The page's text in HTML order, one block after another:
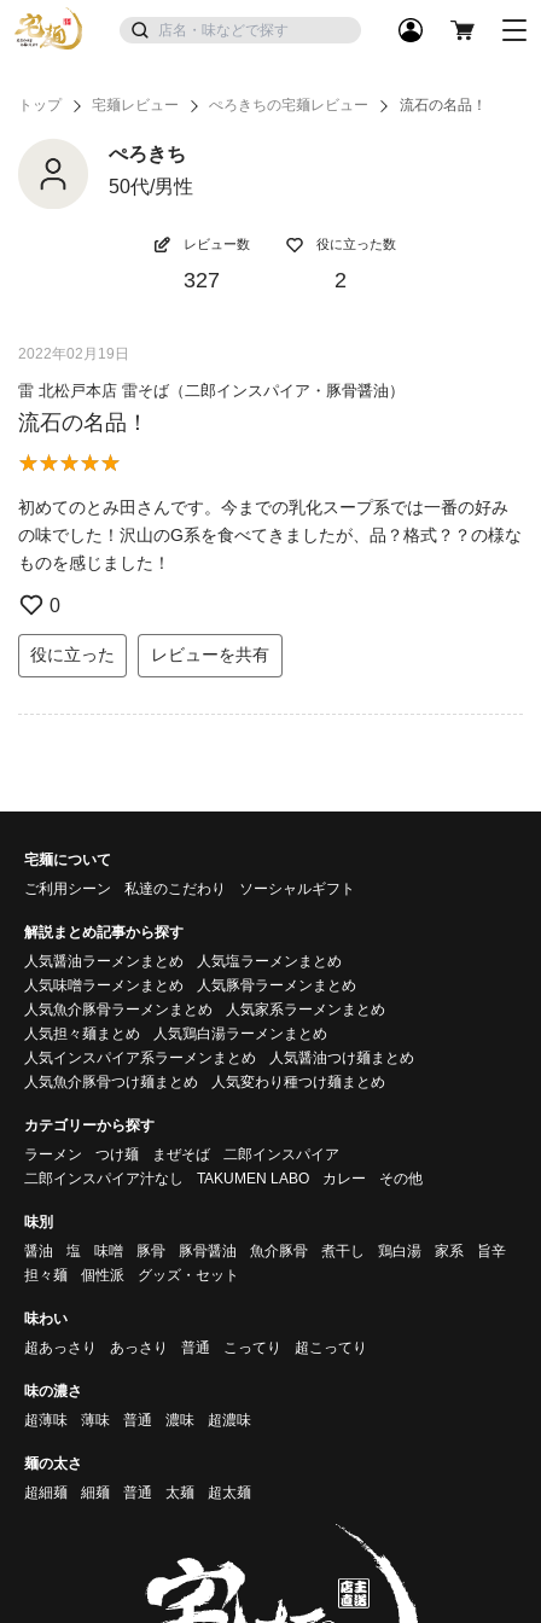
トップ 宅麺レビュー ぺろきちの宅麺レビュー 流石の名品！
ぺろきち
50代/男性
レビュー数
327
役に立った数
2
2022年02月19日
雷 北松戸本店 雷そば（二郎インスパイア・豚骨醤油）
流石の名品！
初めてのとみ田さんです。今までの乳化スープ系では一番の好み
の味でした！沢山のG系を食べてきましたが、品？格式？？の様な
ものを感じました！
0
役に立った レビューを共有
宅麺について
ご利用シーン
私達のこだわり ソーシャルギフト
解説まとめ記事から探す
人気醤油ラーメンまとめ
人気塩ラーメンまとめ
人気味噌ラーメンまとめ
人気豚骨ラーメンまとめ
人気魚介豚骨ラーメンまとめ
人気家系ラーメンまとめ
人気担々麺まとめ
人気鶏白湯ラーメンまとめ
人気インスパイア系ラーメンまとめ
人気醤油つけ麺まとめ
人気魚介豚骨つけ麺まとめ
人気変わり種つけ麺まとめ
カテゴリーから探す
ラーメン
つけ麺 まぜそば
二郎インスパイア
二郎インスパイア汁なし
TAKUMEN LABO カレー その他
味別
醤油
塩 味噌 豚骨 豚骨醤油 魚介豚骨 煮干し 鶏白湯 家系
旨辛
担々麺
個性派 グッズ・セット
味わい
超あっさり
あっさり 普通 こってり 超こってり
味の濃さ
超薄味
薄味 普通 濃味 超濃味
麺の太さ
超細麺
細麺 普通 太麺 超太麺